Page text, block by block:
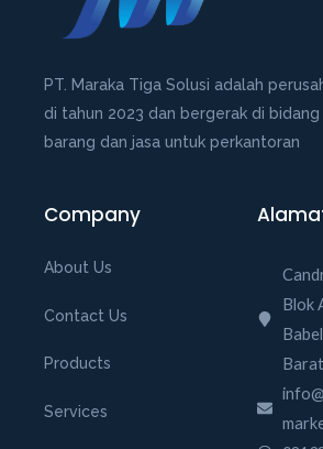
PT. Maraka Tiga Solusi adalah
di tahun 2023 dan bergerak di
barang dan jasa untuk perkantoran
Company
About Us
Contact Us
Products
Services
Blok